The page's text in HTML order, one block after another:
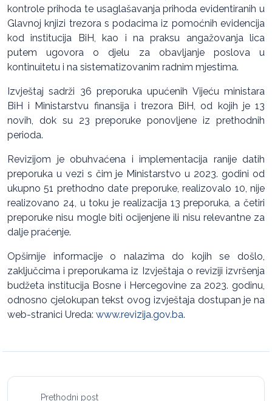
kontrole prihoda te usaglašavanja prihoda evidentiranih u
Glavnoj knjizi trezora s podacima iz pomoćnih evidencija
kod institucija BiH, kao i na praksu angažovanja lica
putem ugovora o djelu za obavljanje poslova u
kontinuitetu i na sistematizovanim radnim mjestima.
Izvještaj sadrži 36 preporuka upućenih Vijeću ministara
BiH i Ministarstvu finansija i trezora BiH, od kojih je 13
novih, dok su 23 preporuke ponovljene iz prethodnih
perioda.
Revizijom je obuhvaćena i implementacija ranije datih
preporuka u vezi s čim je Ministarstvo u 2023. godini od
ukupno 51 prethodno date preporuke, realizovalo 10, nije
realizovano 24, u toku je realizacija 13 preporuka, a četiri
preporuke nisu mogle biti ocijenjene ili nisu relevantne za
dalje praćenje.
Opširnije informacije o nalazima do kojih se došlo,
zaključcima i preporukama iz Izvještaja o reviziji izvršenja
budžeta institucija Bosne i Hercegovine za 2023. godinu,
odnosno cjelokupan tekst ovog izvještaja dostupan je na
web-stranici Ureda: www.revizija.gov.ba.
Prethodni post